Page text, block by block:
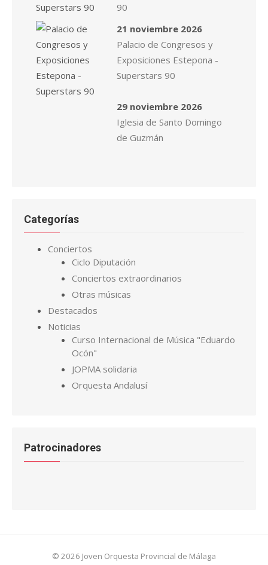
90
21 noviembre 2026
Palacio de Congresos y
Exposiciones Estepona -
Superstars 90
29 noviembre 2026
Iglesia de Santo Domingo
de Guzmán
Categorías
Conciertos
Ciclo Diputación
Conciertos extraordinarios
Otras músicas
Destacados
Noticias
Curso Internacional de Música "Eduardo
Ocón"
JOPMA solidaria
Orquesta Andalusí
Patrocinadores
© 2026 Joven Orquesta Provincial de Málaga